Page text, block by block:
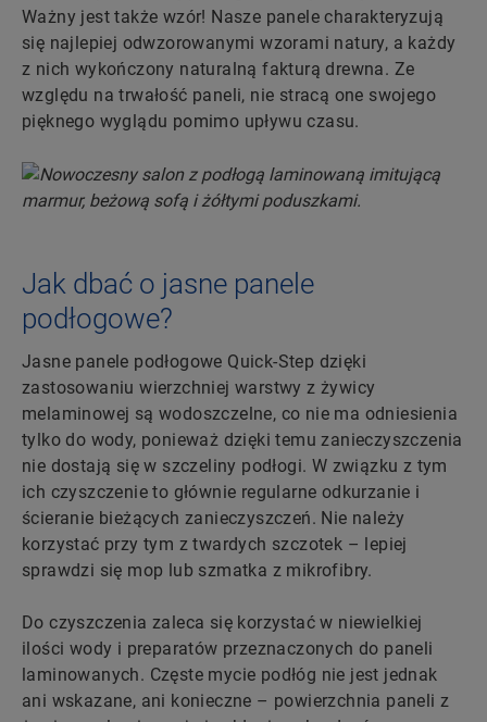
Ważny jest także wzór! Nasze panele charakteryzują
się najlepiej odwzorowanymi wzorami natury, a każdy
z nich wykończony naturalną fakturą drewna. Ze
względu na trwałość paneli, nie stracą one swojego
pięknego wyglądu pomimo upływu czasu.
Jak dbać o jasne panele
podłogowe?
Jasne panele podłogowe Quick-Step dzięki
zastosowaniu wierzchniej warstwy z żywicy
melaminowej są wodoszczelne, co nie ma odniesienia
tylko do wody, ponieważ dzięki temu zanieczyszczenia
nie dostają się w szczeliny podłogi. W związku z tym
ich czyszczenie to głównie regularne odkurzanie i
ścieranie bieżących zanieczyszczeń. Nie należy
korzystać przy tym z twardych szczotek – lepiej
sprawdzi się mop lub szmatka z mikrofibry.
Do czyszczenia zaleca się korzystać w niewielkiej
ilości wody i preparatów przeznaczonych do paneli
laminowanych. Częste mycie podłóg nie jest jednak
ani wskazane, ani konieczne – powierzchnia paneli z